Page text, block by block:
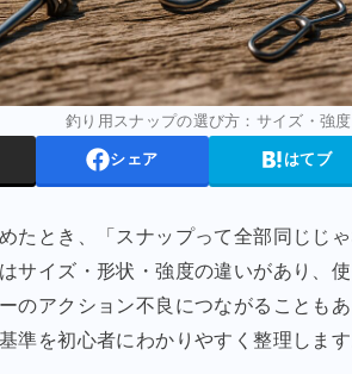
釣り用スナップの選び方：サイズ・強
シェア はてブ
たとき、「スナップって全部同じじ
サイズ・形状・強度の違いがあり、
のアクション不良につながることも
準を初心者にわかりやすく整理します